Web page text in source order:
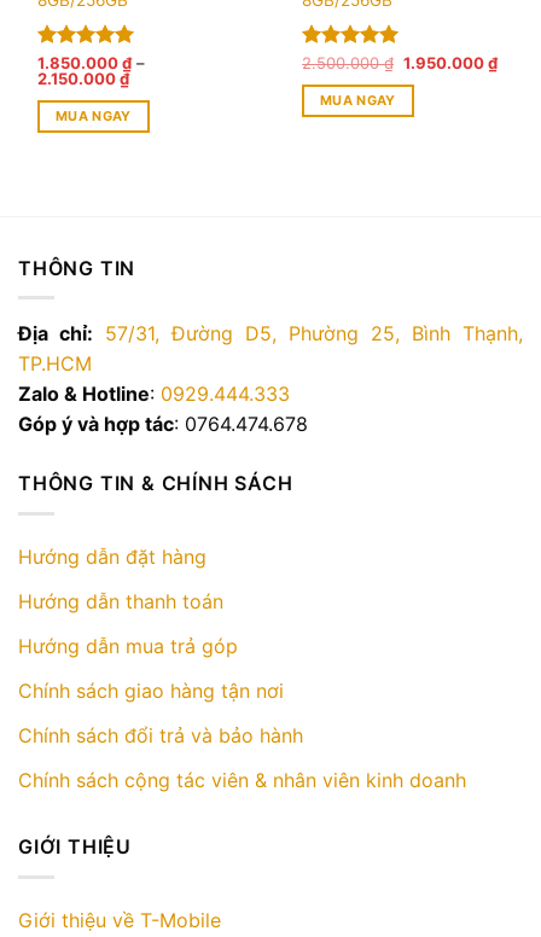
Được xếp
hạng5.00
5 sao
1.850.000₫ –
2.150.000₫Khoảng
giá:
từ
MUA NGAY
biến
thể.
Các
tùy
chọn
có
thể
chọn
sản
phẩm
Được xếp
hạng5.00
5 sao
2.500.000₫ Giá
là:
1.950.000₫Giá
hiện
MUA NGAY
THÔNG TIN
Địa chỉ: 57/31, Đường D5, Phường 25, Bình Thạnh,
TP.HCM
Zalo & Hotline: 0929.444.333
Góp ý và hợp tác: 0764.474.678
THÔNG TIN & CHÍNH SÁCH
Hướng dẫn đặt hàng
Hướng dẫn thanh toán
Hướng dẫn mua trả góp
Chính sách giao hàng tận nơi
Chính sách đổi trả và bảo hành
Chính sách cộng tác viên & nhân viên kinh doanh
GIỚI THIỆU
Giới thiệu về T-Mobile